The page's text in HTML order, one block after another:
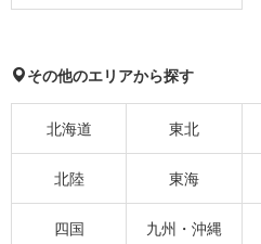
その他のエリアから探す
北海道 東北
北陸 東海
四国 九州・沖縄